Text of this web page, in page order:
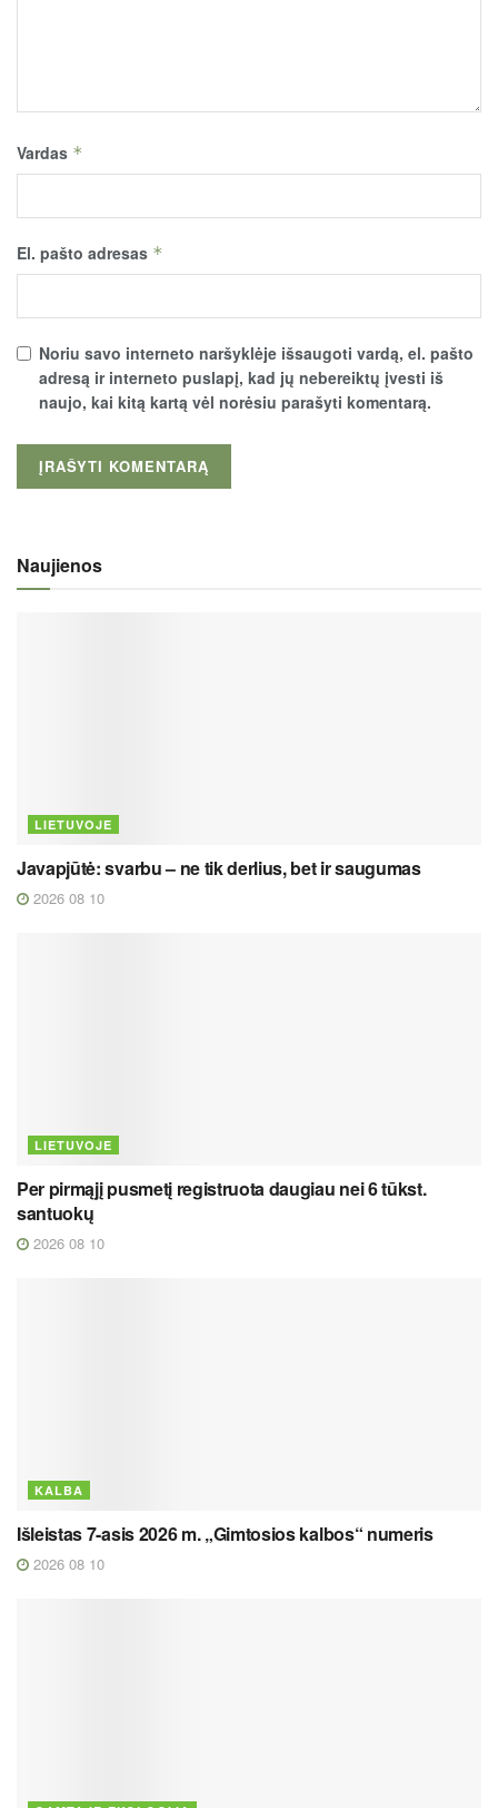
Vardas *
El. pašto adresas *
Noriu savo interneto naršyklėje išsaugoti vardą, el. pašto
adresą ir interneto puslapį, kad jų nebereiktų įvesti iš
naujo, kai kitą kartą vėl norėsiu parašyti komentarą.
Naujienos
LIETUVOJE
Javapjūtė: svarbu – ne tik derlius, bet ir saugumas
2026 08 10
LIETUVOJE
Per pirmąjį pusmetį registruota daugiau nei 6 tūkst.
santuokų
2026 08 10
KALBA
Išleistas 7-asis 2026 m. „Gimtosios kalbos“ numeris
2026 08 10